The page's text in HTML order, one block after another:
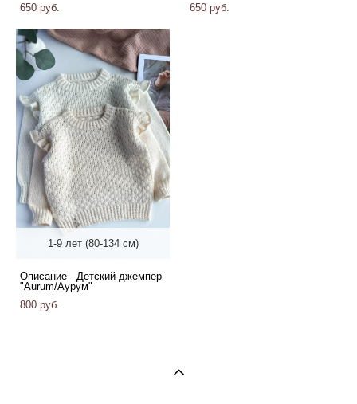
650 pуб.
650 pуб.
1-9 лет (80-134 см)
Описание - Детский джемпер
"Aurum/Аурум"
800 pуб.